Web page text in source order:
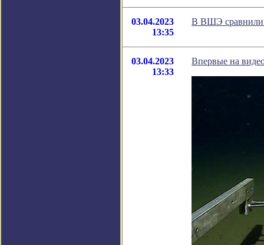
03.04.2023
13:35
В ВШЭ сравнили
03.04.2023
13:33
Впервые на